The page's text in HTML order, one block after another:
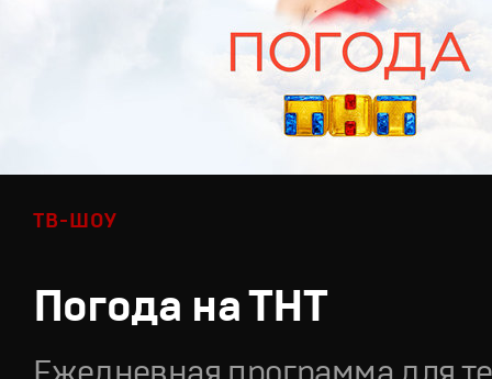
ТВ-ШОУ
Погода на ТНТ